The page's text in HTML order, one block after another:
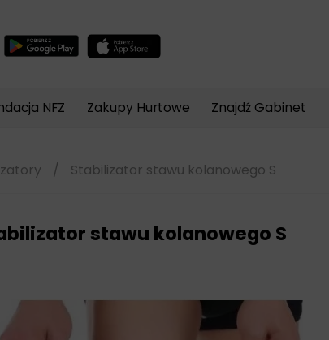
NFZ Zakupy Hurtowe Znajdź Gabinet
/ Stabilizator stawu kolanowego S
stawu kolanowego S